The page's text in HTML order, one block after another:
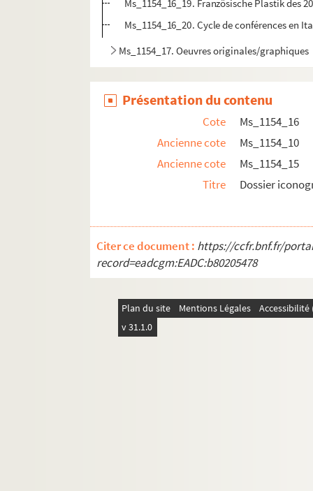
Ms_1154_16_19. Französische Plastik des
Ms_1154_16_20. Cycle de conférences en
Ms_1154_17. Oeuvres originales/graphiques
Présentation du contenu
Cote
Ms_1154_16
Ancienne cote
Ms_1154_10
Ancienne cote
Ms_1154_15
Titre
Dossier
Citer ce document : https://ccfr.bnf.fr/
record=eadcgm:EADC:b80205478
Plan du site Mentions Légales
v 31.1.0